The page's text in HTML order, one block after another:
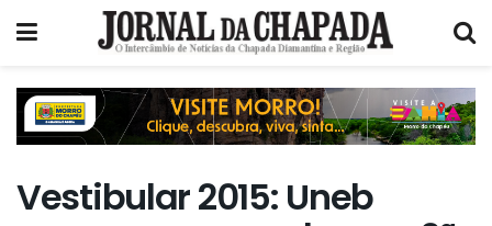
Vestibular 2015: Uneb